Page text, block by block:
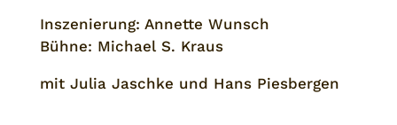
Inszenierung: Annette Wunsch
Bühne: Michael S. Kraus
mit Julia Jaschke und Hans Piesbergen